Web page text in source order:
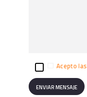
Acepto